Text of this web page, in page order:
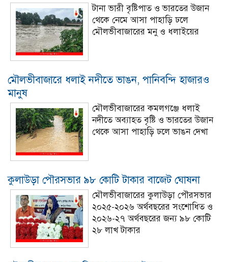
টানা ভারী বৃষ্টিপাত ও ভারতের উজান
থেকে নেমে আসা পাহাড়ি ঢলে
মৌলভীবাজারের মনু ও ধলাইয়ের
মৌলভীবাজারে ধলাই নদীতে ভাঙন, পানিবন্দি হাজারও
মানুষ
মৌলভীবাজারের কমলগঞ্জে ধলাই
নদীতে অব্যাহত বৃষ্টি ও ভারতের উজান
থেকে আসা পাহাড়ি ঢলে ভাঙন দেখা
কুলাউড়া পৌরসভার ৯৮ কোটি টাকার বাজেট ঘোষনা
মৌলভীবাজারের কুলাউড়া পৌরসভার
২০২৫-২০২৬ অর্থবছরের সংশোধিত ও
২০২৬-২৭ অর্থবছরের জন্য ৯৮ কোটি
২৮ লাখ টাকার